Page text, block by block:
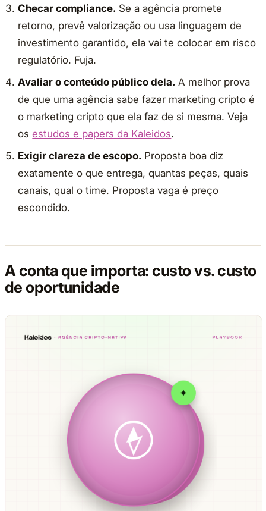
Checar compliance. Se a agência promete
retorno, prevê valorização ou usa linguagem de
investimento garantido, ela vai te colocar em risco
regulatório. Fuja.
Avaliar o conteúdo público dela. A melhor prova
de que uma agência sabe fazer marketing cripto é
o marketing cripto que ela faz de si mesma. Veja
osestudos e papers da Kaleidos.
Exigir clareza de escopo. Proposta boa diz
exatamente o que entrega, quantas peças, quais
canais, qual o time. Proposta vaga é preço
escondido.
A conta que importa: custo vs. custo
de oportunidade